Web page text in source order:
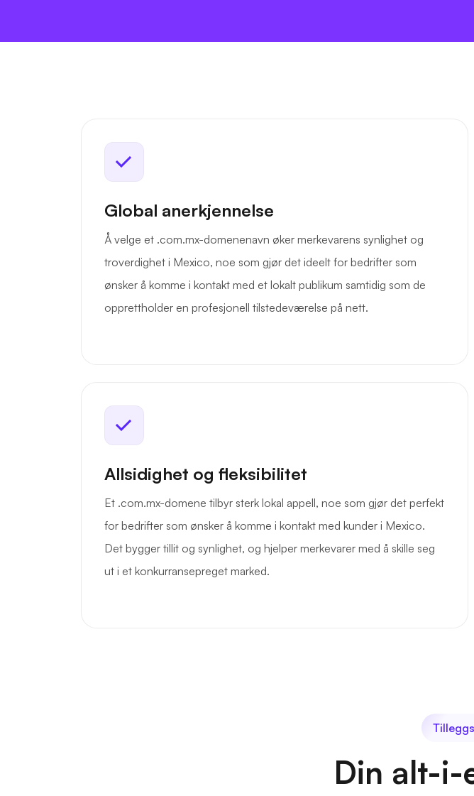
Global anerkjennelse
Å velge et .com.mx-domenenavn øker merkevarens synlighet og
troverdighet i Mexico, noe som gjør det ideelt for bedrifter som
ønsker å komme i kontakt med et lokalt publikum samtidig som de
opprettholder en profesjonell tilstedeværelse på nett.
Allsidighet og fleksibilitet
Et .com.mx-domene tilbyr sterk lokal appell, noe som gjør det perfekt
for bedrifter som ønsker å komme i kontakt med kunder i Mexico.
Det bygger tillit og synlighet, og hjelper merkevarer med å skille seg
ut i et konkurransepreget marked.
Din alt-i-